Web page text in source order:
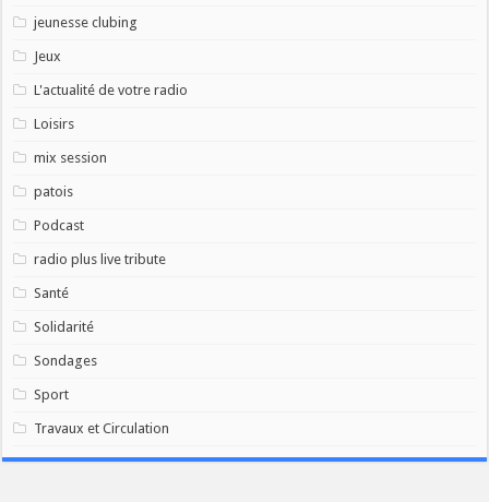
jeunesse clubing
Jeux
L'actualité de votre radio
Loisirs
mix session
patois
Podcast
radio plus live tribute
Santé
Solidarité
Sondages
Sport
Travaux et Circulation